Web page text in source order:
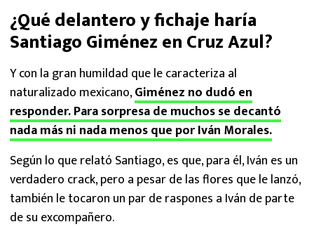
¿Qué delantero y fichaje haría
Santiago Giménez en Cruz Azul?
Y con la gran humildad que le caracteriza al
naturalizado mexicano,Giménez no dudó en
responder. Para sorpresa de muchos se decantó
nada más ni nada menos que por Iván Morales.
Según lo que relató Santiago, es que, para él, Iván es un
verdadero crack, pero a pesar de las flores que le lanzó,
también le tocaron un par de raspones a Iván de parte
de su excompañero.